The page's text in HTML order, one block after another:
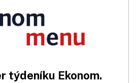
týdeníku Ekonom.